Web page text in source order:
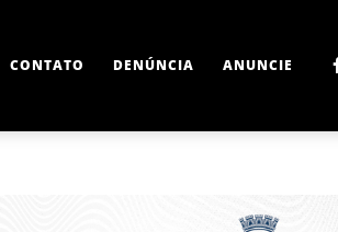
CONTATO DENÚNCIA ANUNCIE